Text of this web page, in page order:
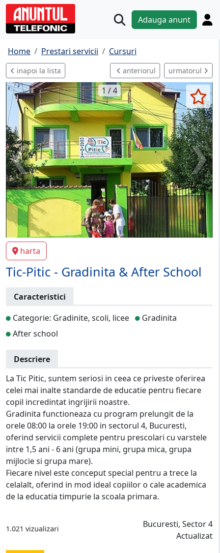
Adauga anunt
Home Prestari servicii Cursuri
inapoi la lista anteriorul urmatorul
1 / 4
harta
Tic-Pitic - Gradinita & After School
Caracteristici
Categorie: Gradinite, scoli, licee
Gradinita
After school
Descriere
La Tic Pitic, suntem seriosi in ceea ce priveste oferirea
celei mai inalte standarde de educatie pentru fiecare
copil incredintat ingrijirii noastre.
Gradinita functioneaza cu program prelungit de la
orele 08:00 la orele 19:00 in sectorul 4, Bucuresti,
oferind servicii complete pentru prescolari cu varstele
intre 1,5 ani - 6 ani (grupa mini, grupa mica, grupa
mijlocie si grupa mare).
Fiecare nivel este conceput special pentru a trece la
celalalt, oferind in mod ideal copiilor o cale academica
de la educatia timpurie la scoala primara.
1.021 vizualizari
Bucuresti, Sector 4
Actualizat